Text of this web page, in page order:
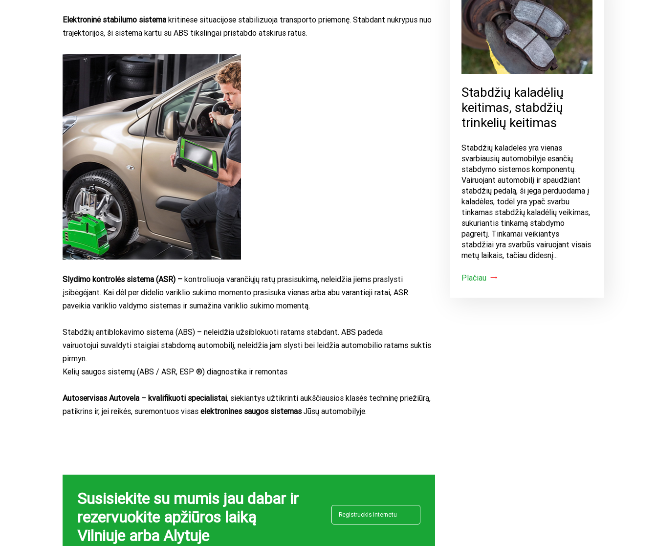
Elektroninė stabilumo sistema kritinėse situacijose stabilizuoja transporto priemonę. Stabdant nukrypus nuo
trajektorijos, ši sistema kartu su ABS tikslingai pristabdo atskirus ratus.
Slydimo kontrolės sistema (ASR) – kontroliuoja varančiųjų ratų prasisukimą, neleidžia jiems praslysti
įsibėgėjant. Kai dėl per didelio variklio sukimo momento prasisuka vienas arba abu varantieji ratai, ASR
paveikia variklio valdymo sistemas ir sumažina variklio sukimo momentą.
Stabdžių antiblokavimo sistema (ABS) – neleidžia užsiblokuoti ratams stabdant. ABS padeda
vairuotojui suvaldyti staigiai stabdomą automobilį, neleidžia jam slysti bei leidžia automobilio ratams suktis
pirmyn.
Kelių saugos sistemų (ABS / ASR, ESP ®) diagnostika ir remontas
Autoservisas Autovela – kvalifikuoti specialistai, siekiantys užtikrinti aukščiausios klasės techninę priežiūrą,
patikrins ir, jei reikės, suremontuos visas elektronines saugos sistemasJūsų automobilyje.
Susisiekite su mumis jau dabar ir
rezervuokite apžiūros laiką
Vilniuje arba Alytuje
Registruokis internetu
Stabdžių kaladėlių
keitimas, stabdžių
trinkelių keitimas
Stabdžių kaladėlės yra vienas
svarbiausių automobilyje esančių
stabdymo sistemos komponentų.
Vairuojant automobilį ir spaudžiant
stabdžių pedalą, ši jėga perduodama į
kaladėles, todėl yra ypač svarbu
tinkamas stabdžių kaladėlių veikimas,
sukuriantis tinkamą stabdymo
pagreitį. Tinkamai veikiantys
stabdžiai yra svarbūs vairuojant visais
metų laikais, tačiau didesnį...
Plačiau